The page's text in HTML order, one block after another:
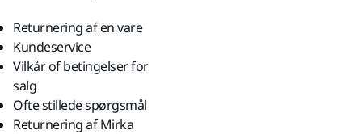
Returnering af en vare
Kundeservice
Vilkår of betingelser for
salg
Ofte stillede spørgsmål
Returnering af Mirka